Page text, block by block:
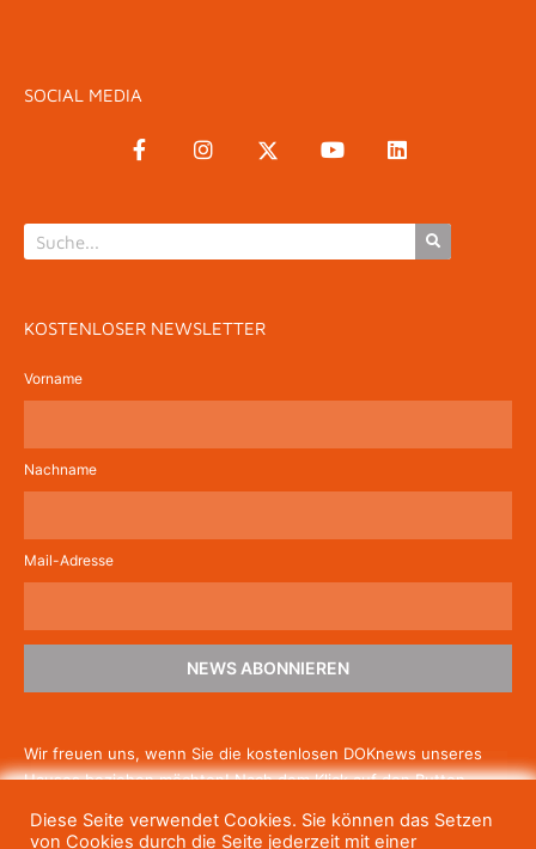
SOCIAL MEDIA
KOSTENLOSER NEWSLETTER
Vorname
Nachname
Mail-Adresse
NEWS ABONNIEREN
Wir freuen uns, wenn Sie die kostenlosen DOKnews unseres
Hauses beziehen möchten! Nach dem Klick auf den Button
um die Newsletter-Anmeldung abzuschließen. Wenn Sie unsere
Diese Seite verwendet Cookies. Sie können das Setzen
von Cookies durch die Seite jederzeit mit einer